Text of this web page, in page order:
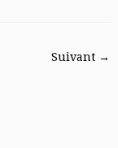
Suivant →